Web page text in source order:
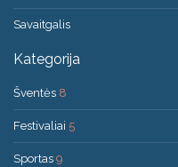
Savaitgalis
Kategorija
Šventės 8
Festivaliai 5
Sportas 9